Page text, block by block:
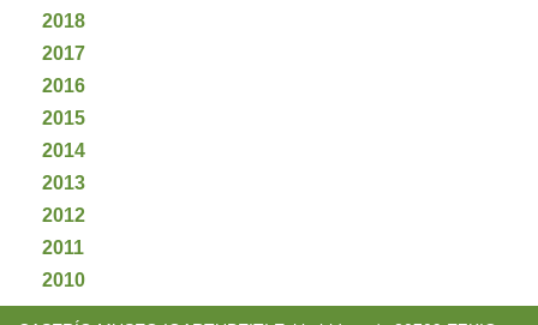
2018
2017
2016
2015
2014
2013
2012
2011
2010